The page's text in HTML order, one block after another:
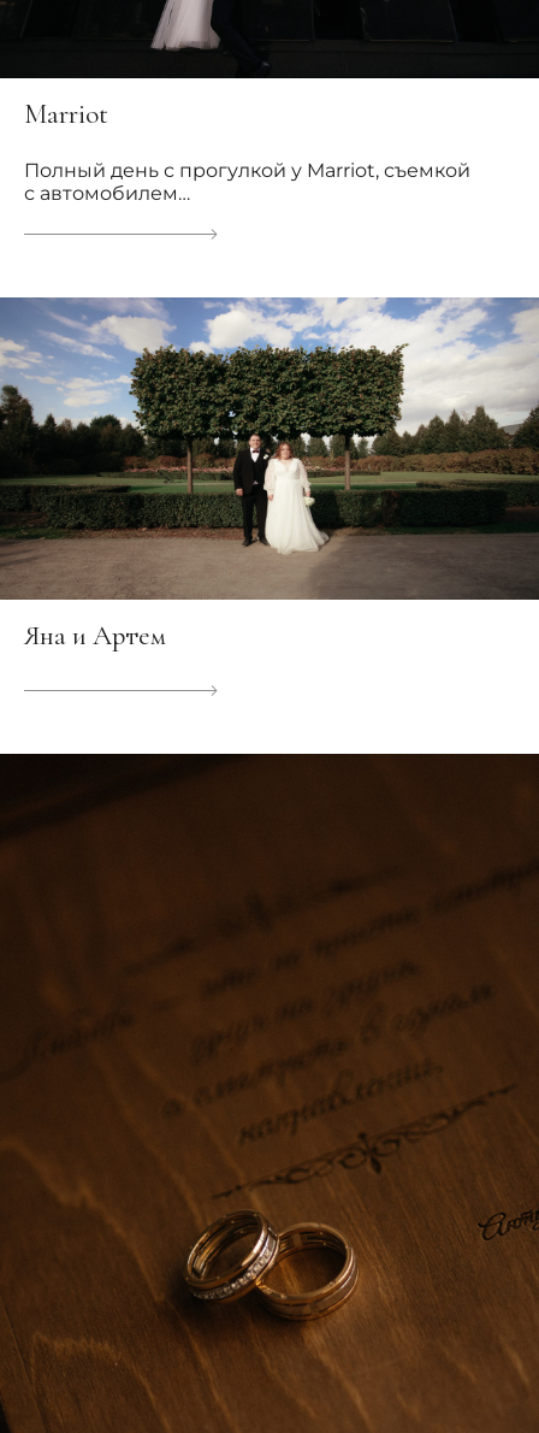
Marriot
Полный день с прогулкой у Marriot, съемкой
с автомобилем…
Яна и Артем